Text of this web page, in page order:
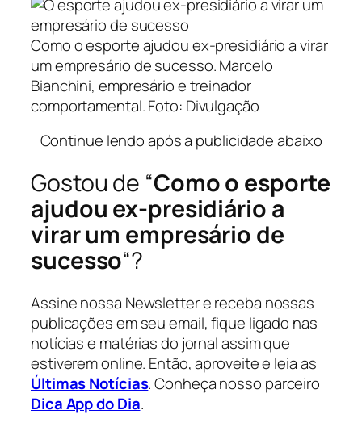
Como o esporte ajudou ex-presidiário a virar
um empresário de sucesso. Marcelo
Bianchini, empresário e treinador
comportamental. Foto: Divulgação
Continue lendo após a publicidade abaixo
Gostou de “Como o esporte
ajudou ex-presidiário a
virar um empresário de
sucesso“?
Assine nossa Newsletter e receba nossas
publicações em seu email, fique ligado nas
notícias e matérias do jornal assim que
estiverem online. Então, aproveite e leia as
Últimas Notícias. Conheça nosso parceiro
Dica App do Dia.